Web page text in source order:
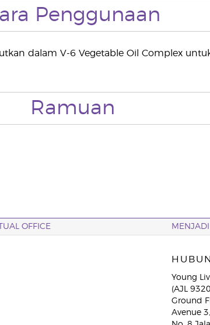
Penggunaan
dalam V-6 Vegetable Oil Complex
Ramuan
OFFICE
Young
(AJL
Ground
Avenue